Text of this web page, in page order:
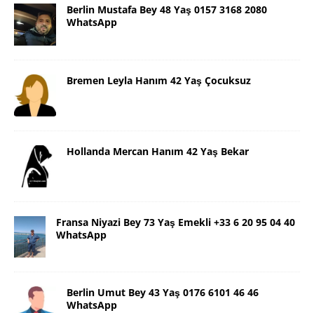
Berlin Mustafa Bey 48 Yaş 0157 3168 2080
WhatsApp
Bremen Leyla Hanım 42 Yaş Çocuksuz
Hollanda Mercan Hanım 42 Yaş Bekar
Fransa Niyazi Bey 73 Yaş Emekli +33 6 20 95 04 40
WhatsApp
Berlin Umut Bey 43 Yaş 0176 6101 46 46
WhatsApp